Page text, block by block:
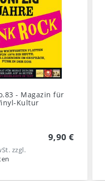
- Magazin für
Kultur
9,90 €
zzgl.